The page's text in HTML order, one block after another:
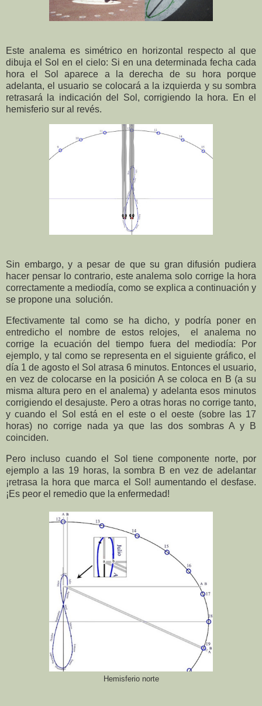
Este analema es simétrico en horizontal respecto al que
dibuja el Sol en el cielo: Si en una determinada fecha cada
hora el Sol aparece a la derecha de su hora porque
adelanta, el usuario se colocará a la izquierda y su sombra
retrasará la indicación del Sol, corrigiendo la hora. En el
hemisferio sur al revés.
Sin embargo, y a pesar de que su gran difusión pudiera
hacer pensar lo contrario, este analema solo corrige la hora
correctamente a mediodía, como se explica a continuación y
se propone una solución.
Efectivamente tal como se ha dicho, y podría poner en
entredicho el nombre de estos relojes, el analema no
corrige la ecuación del tiempo fuera del mediodía: Por
ejemplo, y tal como se representa en el siguiente gráfico, el
día 1 de agosto el Sol atrasa 6 minutos. Entonces el usuario,
en vez de colocarse en la posición A se coloca en B (a su
misma altura pero en el analema) y adelanta esos minutos
corrigiendo el desajuste. Pero a otras horas no corrige tanto,
y cuando el Sol está en el este o el oeste (sobre las 17
horas) no corrige nada ya que las dos sombras A y B
coinciden.
Pero incluso cuando el Sol tiene componente norte, por
ejemplo a las 19 horas, la sombra B en vez de adelantar
¡retrasa la hora que marca el Sol! aumentando el desfase.
¡Es peor el remedio que la enfermedad!
Hemisferio norte